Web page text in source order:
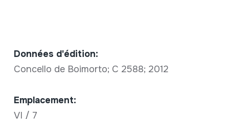
Données d'édition:
Concello de Boimorto; C 2588; 2012
Emplacement:
VI / 7